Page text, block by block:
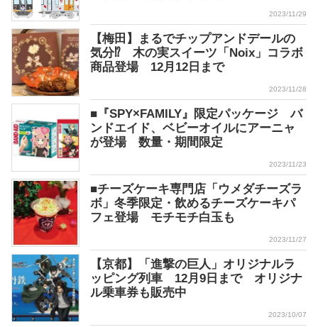
2023/11/29
【梅田】まるでチップアンドデールの
気分⁉ 木の実スイーツ「Noix」コラボ
商品登場 12月12日まで
2023/11/28
■『SPY×FAMILY』限定パッケージ バ
ンドエイド、ベビーオイルにアーニャ
が登場 数量・期間限定
2023/11/23
■チーズケーキ専門店「ウメダチーズラ
ボ」冬季限定・飲めるチーズケーキパ
フェ登場 モチモチ白玉も
2023/11/27
【京都】「進撃の巨人」オリジナルラ
ッピング列車 12月9日まで オリジナ
ル乗車券も販売中
2023/10/07